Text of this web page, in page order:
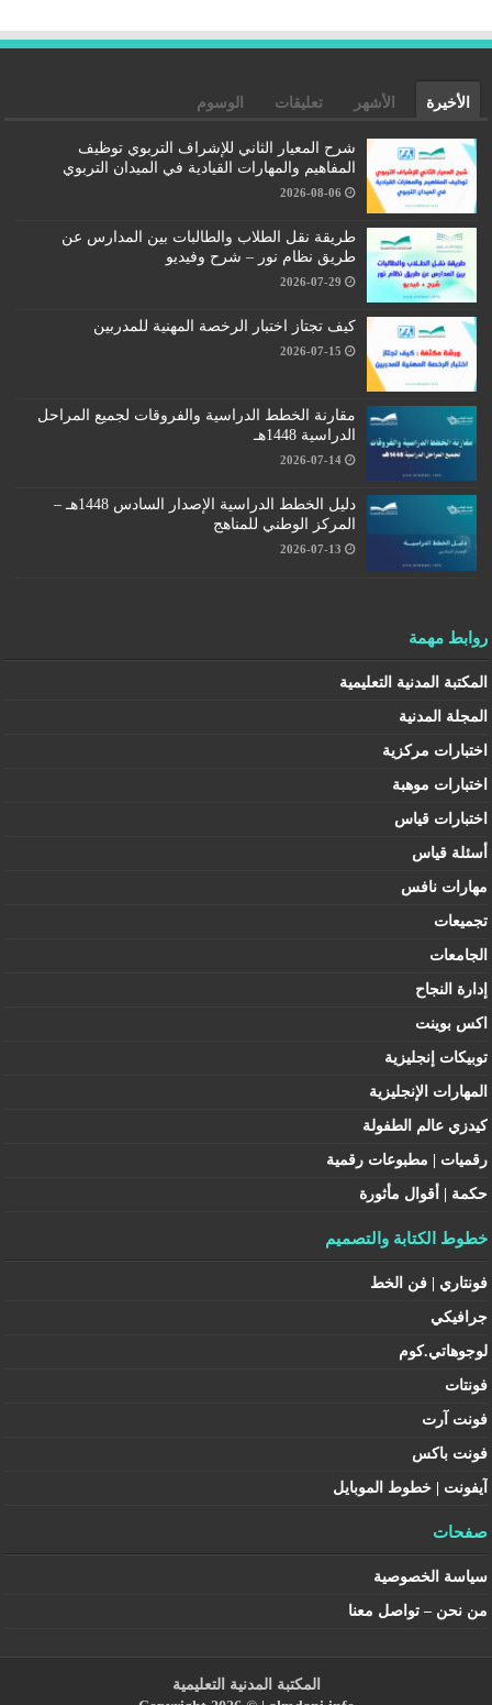
الأخيرة الأشهر تعليقات الوسوم
شرح المعيار الثاني للإشراف التربوي توظيف
المفاهيم والمهارات القيادية في الميدان التربوي
2026-08-06
طريقة نقل الطلاب والطالبات بين المدارس عن
طريق نظام نور – شرح وفيديو
2026-07-29
كيف تجتاز اختبار الرخصة المهنية للمدربين
2026-07-15
مقارنة الخطط الدراسية والفروقات لجميع المراحل
الدراسية 1448هـ
2026-07-14
دليل الخطط الدراسية الإصدار السادس 1448هـ –
المركز الوطني للمناهج
2026-07-13
روابط مهمة
المكتبة المدنية التعليمية
المجلة المدنية
اختبارات مركزية
اختبارات موهبة
اختبارات قياس
أسئلة قياس
مهارات نافس
تجميعات
الجامعات
إدارة النجاح
اكس بوينت
توبيكات إنجليزية
المهارات الإنجليزية
كيدزي عالم الطفولة
رقميات | مطبوعات رقمية
حكمة | أقوال مأثورة
خطوط الكتابة والتصميم
فونتاري | فن الخط
جرافيكي
لوجوهاتي.كوم
فونتات
فونت آرت
فونت باكس
آيفونت | خطوط الموبايل
صفحات
سياسة الخصوصية
من نحن – تواصل معنا
المكتبة المدنية التعليمية